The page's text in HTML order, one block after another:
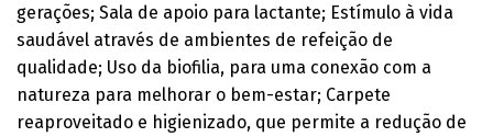
gerações; Sala de apoio para lactante; Estímulo à vida
saudável através de ambientes de refeição de
qualidade; Uso da biofilia, para uma conexão com a
natureza para melhorar o bem-estar; Carpete
reaproveitado e higienizado, que permite a redução de